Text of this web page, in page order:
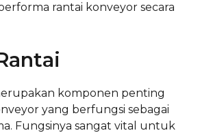
rantai konveyor secara
komponen penting
yang berfungsi sebagai
Fungsinya sangat vital untuk